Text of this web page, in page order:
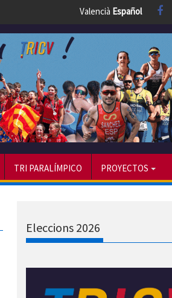
Valencià Español
TRI PARALÍMPICO PROYECTOS
Eleccions 2026